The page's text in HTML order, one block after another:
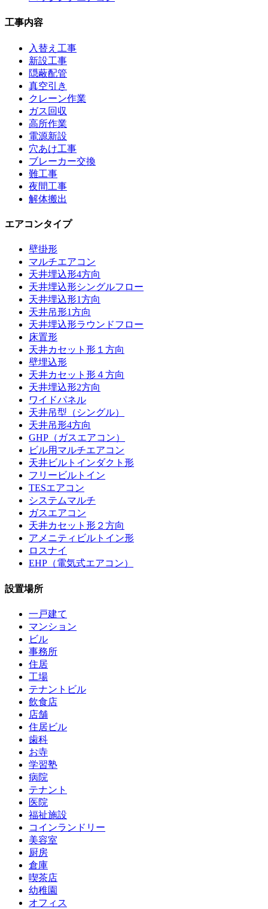
工事内容
入替え工事
新設工事
隠蔽配管
真空引き
クレーン作業
ガス回収
高所作業
電源新設
穴あけ工事
ブレーカー交換
難工事
夜間工事
解体搬出
エアコンタイプ
壁掛形
マルチエアコン
天井埋込形4方向
天井埋込形シングルフロー
天井埋込形1方向
天井吊形1方向
天井埋込形ラウンドフロー
床置形
天井カセット形１方向
壁埋込形
天井カセット形４方向
天井埋込形2方向
ワイドパネル
天井吊型（シングル）
天井吊形4方向
GHP（ガスエアコン）
ビル用マルチエアコン
天井ビルトインダクト形
フリービルトイン
TESエアコン
システムマルチ
ガスエアコン
天井カセット形２方向
アメニティビルトイン形
ロスナイ
EHP（電気式エアコン）
設置場所
一戸建て
マンション
ビル
事務所
住居
工場
テナントビル
飲食店
店舗
住居ビル
歯科
お寺
学習塾
病院
テナント
医院
福祉施設
コインランドリー
美容室
厨房
倉庫
喫茶店
幼稚園
オフィス